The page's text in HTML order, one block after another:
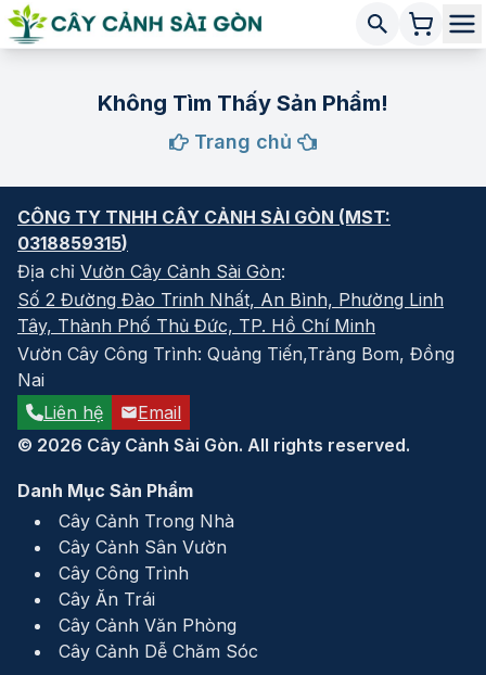
Không Tìm Thấy Sản Phẩm!
Trang chủ
CÔNG TY TNHH CÂY CẢNH SÀI GÒN (MST:
0318859315)
Địa chỉ Vườn Cây Cảnh Sài Gòn:
Số 2 Đường Đào Trinh Nhất, An Bình, Phường Linh
Tây, Thành Phố Thủ Đức, TP. Hồ Chí Minh
Vườn Cây Công Trình: Quảng Tiến,Trảng Bom, Đồng
Nai
Liên hệ
Email
© 2026 Cây Cảnh Sài Gòn. All rights reserved.
Danh Mục Sản Phẩm
Cây Cảnh Trong Nhà
Cây Cảnh Sân Vườn
Cây Công Trình
Cây Ăn Trái
Cây Cảnh Văn Phòng
Cây Cảnh Dễ Chăm Sóc